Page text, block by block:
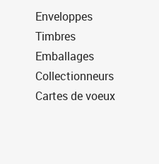
Enveloppes
Timbres
Emballages
Collectionneurs
Cartes de voeux